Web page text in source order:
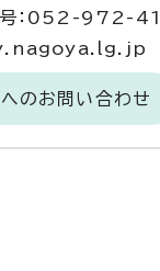
：052-972-
のお問い合わせ